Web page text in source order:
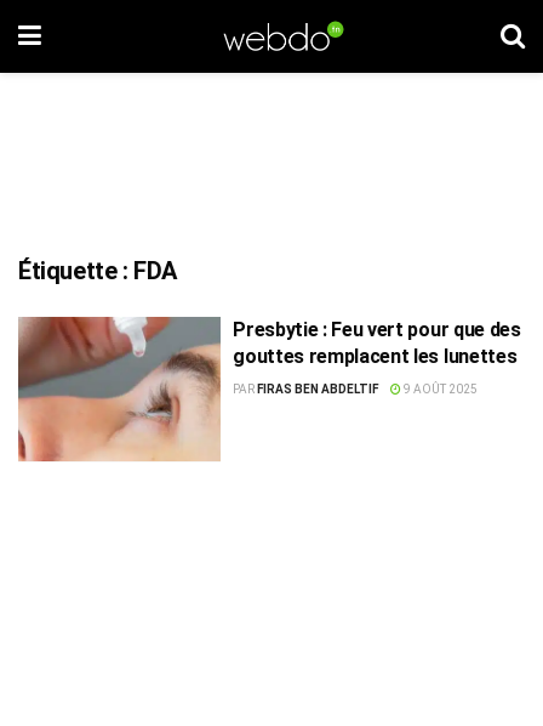
Étiquette : FDA
Presbytie : Feu vert pour que des
gouttes remplacent les lunettes
PAR FIRAS BEN ABDELTIF 9 AOÛT 2025